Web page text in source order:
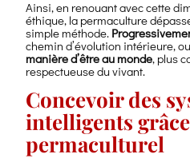
Ainsi, en renouant avec cette
éthique, la permaculture
simple méthode.
chemin d’évolution intérieure,
manière d’être au monde, plus
respectueuse du vivant.
Concevoir des
intelligents
permaculturel